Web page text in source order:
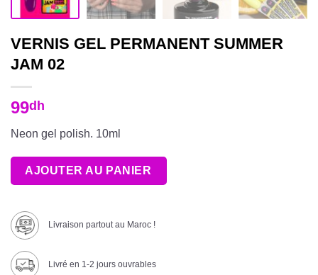
VERNIS GEL PERMANENT SUMMER
JAM 02
99dh
Neon gel polish. 10ml
AJOUTER AU PANIER
Livraison partout au Maroc !
Livré en 1-2 jours ouvrables